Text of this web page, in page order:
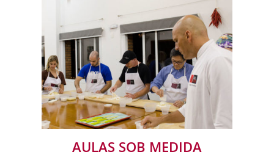
AULAS SOB MEDIDA